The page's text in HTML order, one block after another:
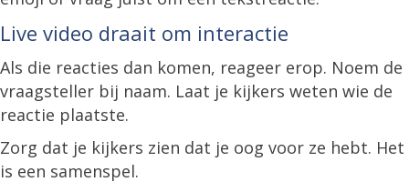
Live video draait om interactie
Als die reacties dan komen, reageer erop. Noem de
vraagsteller bij naam. Laat je kijkers weten wie de
reactie plaatste.
Zorg dat je kijkers zien dat je oog voor ze hebt. Het
is een samenspel.